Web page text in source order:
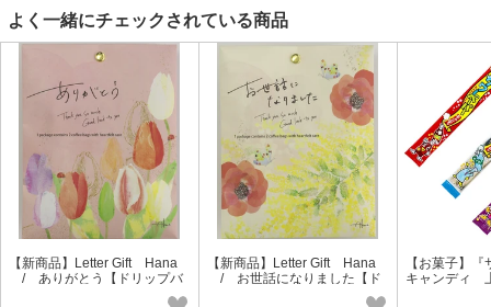
よく一緒にチェックされている商品
【新商品】Letter Gift Hana
/ ありがとう【ドリップバ
【新商品】Letter Gift Hana
/ お世話になりました【ド
【お菓子】
キャンディ